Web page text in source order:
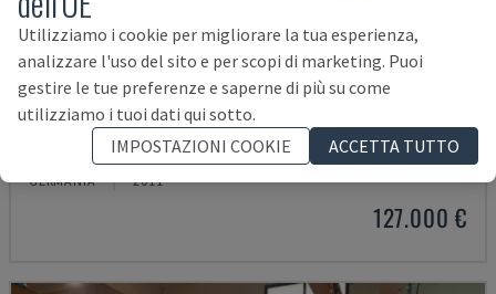
RIGITRAX X 8000
KIHEUNG - FRESATRICE A BANCO
GERMANIA 2011
127.000 €
Utilizziamo i cookie per migliorare la tua esperienza,
analizzare l'uso del sito e per scopi di marketing. Puoi
gestire le tue preferenze e saperne di più su come
utilizziamo i tuoi dati qui sotto.
IMPOSTAZIONI COOKIE
ACCETTA TUTTO